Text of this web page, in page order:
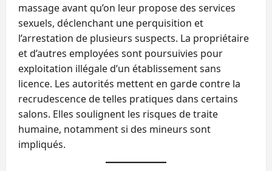
massage avant qu’on leur propose des services
sexuels, déclenchant une perquisition et
l’arrestation de plusieurs suspects. La propriétaire
et d’autres employées sont poursuivies pour
exploitation illégale d’un établissement sans
licence. Les autorités mettent en garde contre la
recrudescence de telles pratiques dans certains
salons. Elles soulignent les risques de traite
humaine, notamment si des mineurs sont
impliqués.